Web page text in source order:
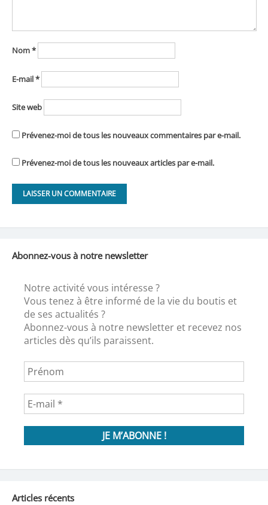
Nom*
E-mail*
Site web
Prévenez-moi de tous les nouveaux commentaires par e-mail.
Prévenez-moi de tous les nouveaux articles par e-mail.
Abonnez-vous à notre newsletter
Notre activité vous intéresse ?
Vous tenez à être informé de la vie du boutis et
de ses actualités ?
Abonnez-vous à notre newsletter et recevez nos
articles dès qu’ils paraissent.
Articles récents